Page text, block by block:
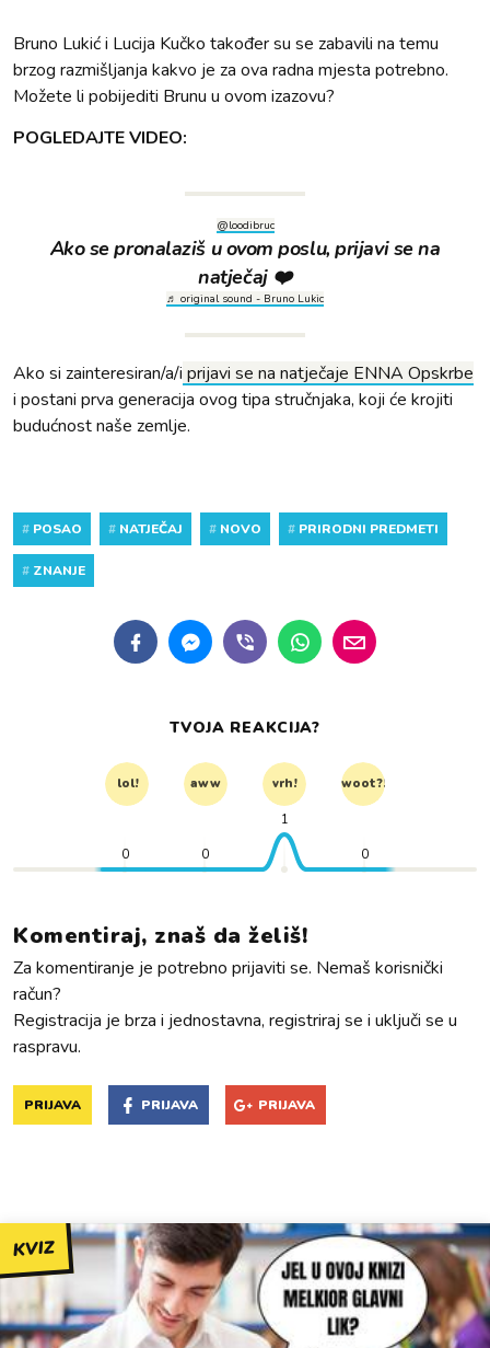
Bruno Lukić i Lucija Kučko također su se zabavili na temu
brzog razmišljanja kakvo je za ova radna mjesta potrebno.
Možete li pobijediti Brunu u ovom izazovu?
POGLEDAJTE VIDEO:
@loodibruc
Ako se pronalaziš u ovom poslu, prijavi se na
natječaj ❤️
♬ original sound - Bruno Lukic
Ako si zainteresiran/a/i prijavi se na natječaje ENNA Opskrbe
i postani prva generacija ovog tipa stručnjaka, koji će krojiti
budućnost naše zemlje.
# POSAO # NATJEČAJ # NOVO # PRIRODNI PREDMETI
# ZNANJE
TVOJA REAKCIJA?
lol! aww vrh! woot?!
0 0
1
0
Komentiraj, znaš da želiš!
Za komentiranje je potrebno prijaviti se. Nemaš korisnički
račun?
Registracija je brza i jednostavna, registriraj se i uključi se u
raspravu.
PRIJAVA PRIJAVA PRIJAVA
KVIZ